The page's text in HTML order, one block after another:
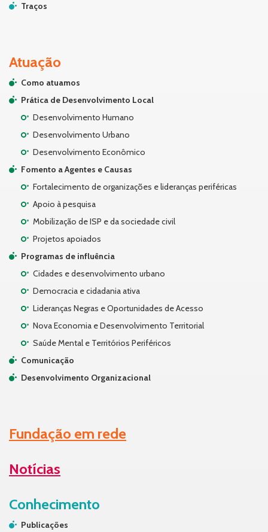
Traços
Atuação
Como atuamos
Prática de Desenvolvimento Local
Desenvolvimento Humano
Desenvolvimento Urbano
Desenvolvimento Econômico
Fomento a Agentes e Causas
Fortalecimento de organizações e lideranças periféricas
Apoio à pesquisa
Mobilização de ISP e da sociedade civil
Projetos apoiados
Programas de influência
Cidades e desenvolvimento urbano
Democracia e cidadania ativa
Lideranças Negras e Oportunidades de Acesso
Nova Economia e Desenvolvimento Territorial
Saúde Mental e Territórios Periféricos
Comunicação
Desenvolvimento Organizacional
Fundação em rede
Notícias
Conhecimento
Publicações